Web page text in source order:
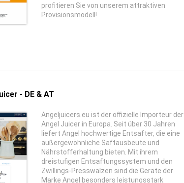
profitieren Sie von unserem attraktiven
Provisionsmodell!
- DE & AT
Angeljuicers.eu ist der offizielle Importeur der
Angel Juicer in Europa. Seit über 30 Jahren
liefert Angel hochwertige Entsafter, die eine
außergewöhnliche Saftausbeute und
Nährstofferhaltung bieten. Mit ihrem
dreistufigen Entsaftungssystem und den
Zwillings-Presswalzen sind die Geräte der
Marke Angel besonders leistungsstark